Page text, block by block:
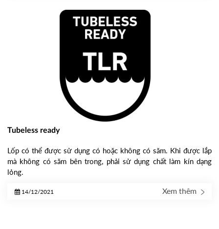
Tubeless ready
Lốp có thể được sử dụng có hoặc không có săm. Khi được lắp
mà không có săm bên trong, phải sử dụng chất làm kín dạng
lỏng.
14/12/2021 Xem thêm